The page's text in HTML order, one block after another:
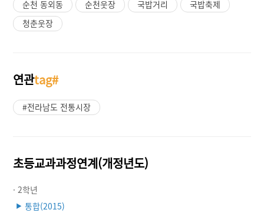
순천 동외동 순천웃장 국밥거리
국밥축제
청춘웃장
연관tag#
#전라남도 전통시장
초등교과과정연계(개정년도)
· 2학년
▶ 통합(2015)